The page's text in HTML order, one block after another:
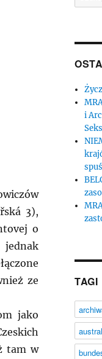
3),
o
ze
jako
tam w
i
TAGI